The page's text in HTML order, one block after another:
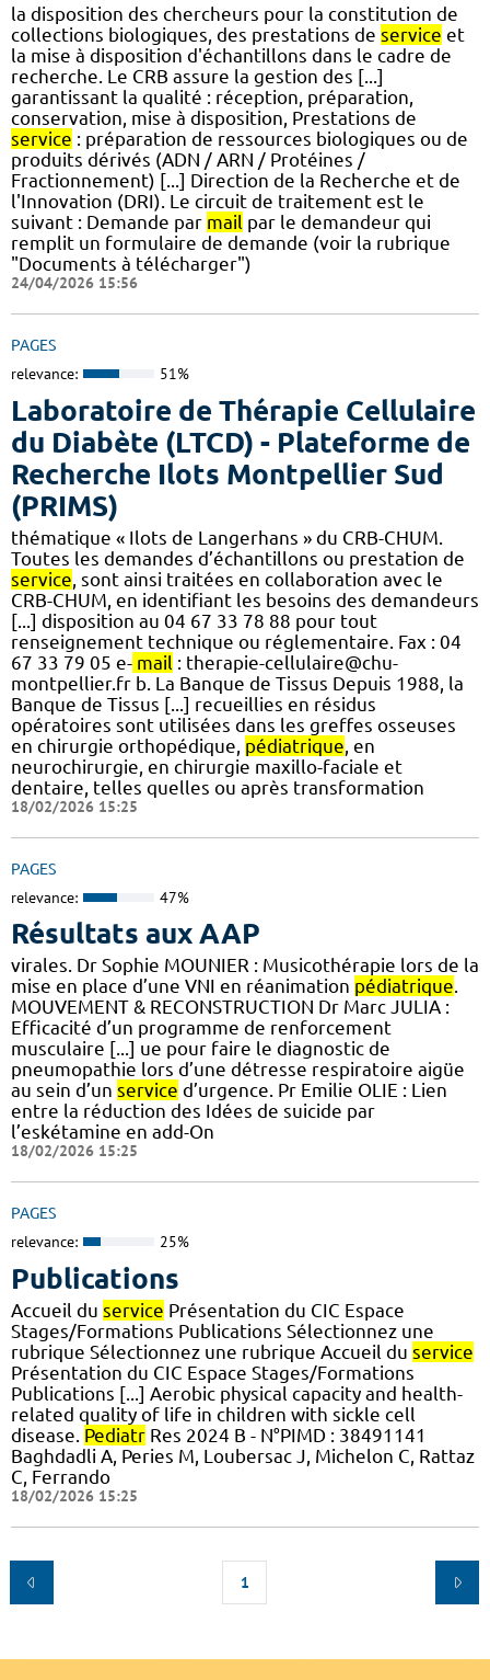
la disposition des chercheurs pour la constitution de
collections biologiques, des prestations de service et
la mise à disposition d'échantillons dans le cadre de
recherche. Le CRB assure la gestion des [...]
garantissant la qualité : réception, préparation,
conservation, mise à disposition, Prestations de
service : préparation de ressources biologiques ou de
produits dérivés (ADN / ARN / Protéines /
Fractionnement) [...] Direction de la Recherche et de
l'Innovation (DRI). Le circuit de traitement est le
suivant : Demande par mail par le demandeur qui
remplit un formulaire de demande (voir la rubrique
"Documents à télécharger")
24/04/2026 15:56
PAGES
relevance: 51%
Laboratoire de Thérapie Cellulaire
du Diabète (LTCD) - Plateforme de
Recherche Ilots Montpellier Sud
(PRIMS)
thématique « Ilots de Langerhans » du CRB-CHUM.
Toutes les demandes d’échantillons ou prestation de
service , sont ainsi traitées en collaboration avec le
CRB-CHUM, en identifiant les besoins des demandeurs
[...] disposition au 04 67 33 78 88 pour tout
renseignement technique ou réglementaire. Fax : 04
67 33 79 05 e- mail : therapie-cellulaire@chu-
montpellier.fr b. La Banque de Tissus Depuis 1988, la
Banque de Tissus [...] recueillies en résidus
opératoires sont utilisées dans les greffes osseuses
en chirurgie orthopédique, pédiatrique , en
neurochirurgie, en chirurgie maxillo-faciale et
dentaire, telles quelles ou après transformation
18/02/2026 15:25
PAGES
relevance: 47%
Résultats aux AAP
virales. Dr Sophie MOUNIER : Musicothérapie lors de la
mise en place d’une VNI en réanimation pédiatrique.
MOUVEMENT & RECONSTRUCTION Dr Marc JULIA :
Efficacité d’un programme de renforcement
musculaire [...] ue pour faire le diagnostic de
pneumopathie lors d’une détresse respiratoire aigüe
au sein d’un service d’urgence. Pr Emilie OLIE : Lien
entre la réduction des Idées de suicide par
l’eskétamine en add-On
18/02/2026 15:25
PAGES
relevance: 25%
Publications
Accueil du service Présentation du CIC Espace
Stages/Formations Publications Sélectionnez une
rubrique Sélectionnez une rubrique Accueil du service
Présentation du CIC Espace Stages/Formations
Publications [...] Aerobic physical capacity and health-
related quality of life in children with sickle cell
disease. Pediatr Res 2024 B - N°PIMD : 38491141
Baghdadli A, Peries M, Loubersac J, Michelon C, Rattaz
C, Ferrando
18/02/2026 15:25
1